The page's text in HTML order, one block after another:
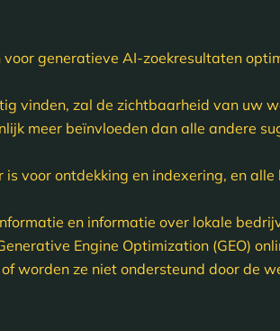
generatieve AI-zoekresultaten
vinden, zal de zichtbaarheid van uw
meer beïnvloeden dan alle andere
voor ontdekking en indexering, en
en informatie over lokale
Engine Optimization (GEO)
worden ze niet ondersteund door de